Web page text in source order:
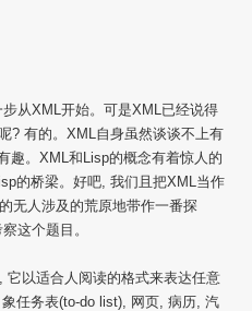
从XML开始。可是XML已经说得
? 有的。XML自身虽然谈谈不上有
趣。XML和Lisp的概念有着惊人的
的桥梁。好吧, 我们且把XML当作
无人涉及的荒原地带作一番探
这个题目。
以适合人阅读的格式来表达任意
任务表(to-do list), 网页, 病历, 汽